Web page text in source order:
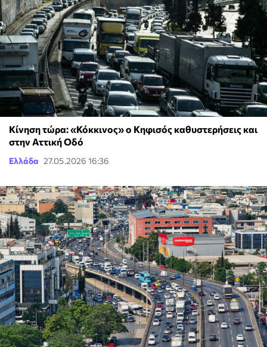
Κίνηση τώρα: «Κόκκινος» ο Κηφισός καθυστερήσεις και
στην Αττική Οδό
Ελλάδα 27.05.2026 16:36